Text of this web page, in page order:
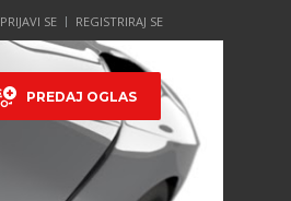
PRIJAVI SE REGISTRIRAJ SE
PREDAJ OGLAS